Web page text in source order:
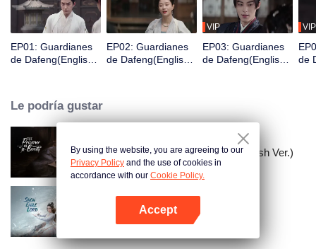
EP01: Guardianes
de Dafeng(English
EP02: Guardianes
de Dafeng(English
VIP
EP03: Guardianes
de Dafeng(English
VIP
de
Le podría gustar
El Prisionero de la Belleza (English Ver.)
El Señor del Águila de Nieve
By using the website, you are agreeing to our
Privacy Policy and the use of cookies in
accordance with our Cookie Policy.
Accept